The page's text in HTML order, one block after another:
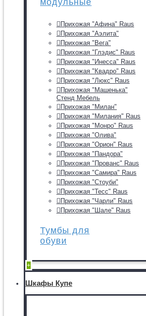
модульные
Прихожая "Афина" Raus
Прихожая "Аэлита"
Прихожая "Вега"
Прихожая "Глэдис" Raus
Прихожая "Инесса" Raus
Прихожая "Квадро" Raus
Прихожая "Люкс" Raus
Прихожая "Машенька"
Стенд Мебель
Прихожая "Милан"
Прихожая "Милания" Raus
Прихожая "Монро" Raus
Прихожая "Олива"
Прихожая "Орион" Raus
Прихожая "Пандора"
Прихожая "Прованс" Raus
Прихожая "Самира" Raus
Прихожая "Стоуби"
Прихожая "Тесс" Raus
Прихожая "Чарли" Raus
Прихожая "Шале" Raus
Тумбы для
обуви
+
Шкафы Купе